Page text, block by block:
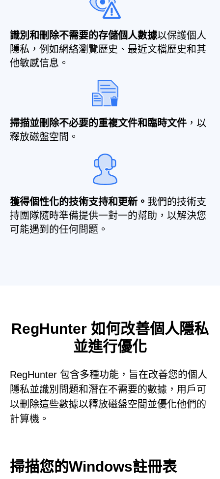
識別和刪除不需要的存儲個人數據以保護個人
隱私，例如網絡瀏覽歷史、最近文檔歷史和其
他敏感信息。
掃描並刪除不必要的重複文件和臨時文件 ，以
釋放磁盤空間。
獲得個性化的技術支持和更新。 我們的技術支
持團隊隨時準備提供一對一的幫助，以解決您
可能遇到的任何問題。
RegHunter 如何改善個人隱私
並進行優化
RegHunter 包含多種功能，旨在改善您的個人
隱私並識別問題和潛在不需要的數據，用戶可
以刪除這些數據以釋放磁盤空間並優化他們的
計算機。
掃描您的Windows註冊表